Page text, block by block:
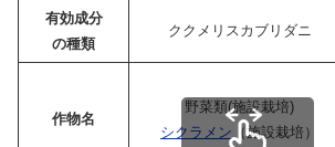
有効成分
の種類
ククメリスカブリダニ
作物名
野菜類(施設栽培)
シクラメン （施設栽培）